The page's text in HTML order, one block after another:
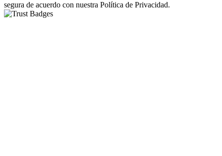
segura de acuerdo con nuestra Política de Privacidad.